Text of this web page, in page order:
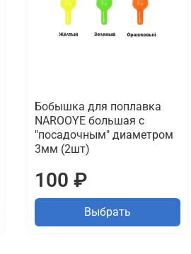
Бобышка для поплавка
NAROOYE большая с
"посадочным" диаметром
3мм (2шт)
100 ₽
Выбрать